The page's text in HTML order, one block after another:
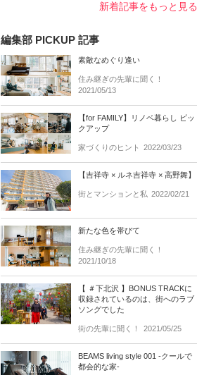
新着記事をもっと見る
編集部 PICKUP 記事
素敵なめぐり逢い
住み継ぎの先輩に聞く！
2021/05/13
【for FAMILY】リノベ暮らし ピッ
クアップ
家づくりのヒント 2022/03/23
【吉祥寺 × ルネ吉祥寺 × 高野舞】
街とマンションと私 2022/02/21
新たな色を帯びて
住み継ぎの先輩に聞く！
2021/10/18
【 ＃下北沢 】BONUS TRACKに
収録されているのは、街へのラブ
ソングでした
街の先輩に聞く！ 2021/05/25
BEAMS living style 001 -クールで
都会的な家-